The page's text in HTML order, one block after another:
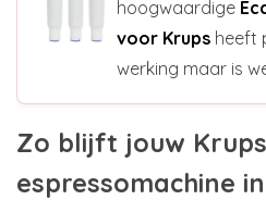
hoogwaardige
voor Krups heeft
werking maar is
Zo blijft jouw Krups
espressomachine